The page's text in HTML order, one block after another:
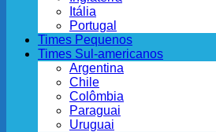
Itália
Portugal
Times Pequenos
Times Sul-americanos
Argentina
Chile
Colômbia
Paraguai
Uruguai